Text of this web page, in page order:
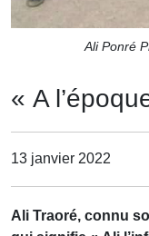
Ali Ponré
« A
13 janvier 2022
Ali Traoré, connu